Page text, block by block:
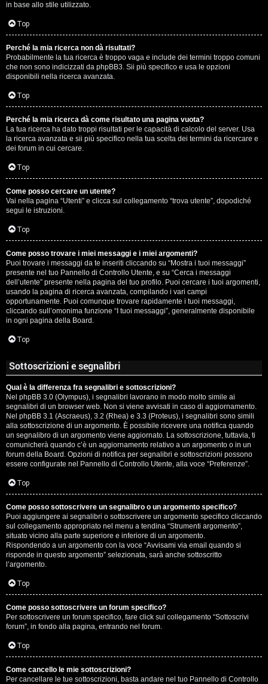
in base allo stile utilizzato.
Top
Perché la mia ricerca non dà risultati?
Probabilmente la tua ricerca è troppo vaga e include dei termini troppo comuni
che non sono indicizzati da phpBB3. Sii più specifico e usa le opzioni
disponibili nella ricerca avanzata.
Top
Perché la mia ricerca dà come risultato una pagina vuota?
La tua ricerca ha dato troppi risultati per le capacità di calcolo del server. Usa
la ricerca avanzata e sii più specifico nella tua scelta dei termini da ricercare e
dei forum in cui cercare.
Top
Come posso cercare un utente?
Vai nella pagina “Utenti” e clicca sul collegamento “trova utente”, dopodiché
segui le istruzioni.
Top
Come posso trovare i miei messaggi e i miei argomenti?
Puoi trovare i messaggi da te inseriti cliccando su “Mostra i tuoi messaggi”
presente nel tuo Pannello di Controllo Utente, e su “Cerca i messaggi
dell’utente” presente nella pagina del tuo profilo. Puoi cercare i tuoi argomenti,
usando la pagina di ricerca avanzata, compilando i vari campi
opportunamente. Puoi comunque trovare rapidamente i tuoi messaggi,
cliccando sull’omonima funzione “I tuoi messaggi”, generalmente disponibile
in ogni pagina della Board.
Top
Sottoscrizioni e segnalibri
Qual è la differenza fra segnalibri e sottoscrizioni?
Nel phpBB 3.0 (Olympus), i segnalibri lavorano in modo molto simile ai
segnalibri di un browser web. Non si viene avvisati in caso di aggiornamento.
Nel phpBB 3.1 (Ascraeus), 3.2 (Rhea) e 3.3 (Proteus), i segnalibri sono simili
alla sottoscrizione di un argomento. È possibile ricevere una notifica quando
un segnalibro di un argomento viene aggiornato. La sottoscrizione, tuttavia, ti
comunicherà quando c’è un aggiornamento relativo a un argomento o in un
forum della Board. Opzioni di notifica per segnalibri e sottoscrizioni possono
essere configurate nel Pannello di Controllo Utente, alla voce “Preferenze”.
Top
Come posso sottoscrivere un segnalibro o un argomento specifico?
Puoi aggiungere ai segnalibri o sottoscrivere un argomento specifico cliccando
sul collegamento appropriato nel menu a tendina “Strumenti argomento”,
situato vicino alla parte superiore e inferiore di un argomento.
Rispondendo a un argomento con la voce “Avvisami via email quando si
risponde in questo argomento” selezionata, sarà anche sottoscritto
l’argomento.
Top
Come posso sottoscrivere un forum specifico?
Per sottoscrivere un forum specifico, fare click sul collegamento “Sottoscrivi
forum”, in fondo alla pagina, entrando nel forum.
Top
Come cancello le mie sottoscrizioni?
Per cancellare le tue sottoscrizioni, basta andare nel tuo Pannello di Controllo